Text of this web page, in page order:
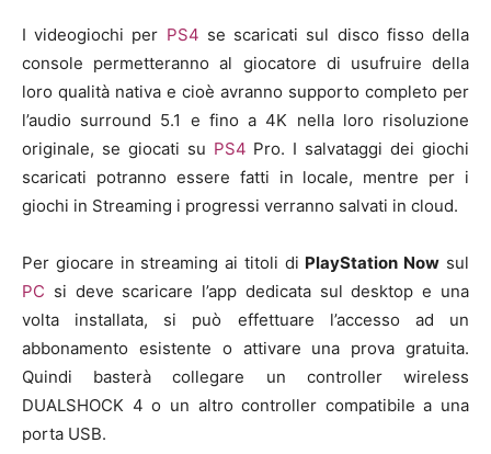
I videogiochi per PS4 se scaricati sul disco fisso della
console permetteranno al giocatore di usufruire della
loro qualità nativa e cioè avranno supporto completo per
l’audio surround 5.1 e fino a 4K nella loro risoluzione
originale, se giocati su PS4 Pro. I salvataggi dei giochi
scaricati potranno essere fatti in locale, mentre per i
giochi in Streaming i progressi verranno salvati in cloud.
Per giocare in streaming ai titoli di PlayStation Now sul
PC si deve scaricare l’app dedicata sul desktop e una
volta installata, si può effettuare l’accesso ad un
abbonamento esistente o attivare una prova gratuita.
Quindi basterà collegare un controller wireless
DUALSHOCK 4 o un altro controller compatibile a una
porta USB.